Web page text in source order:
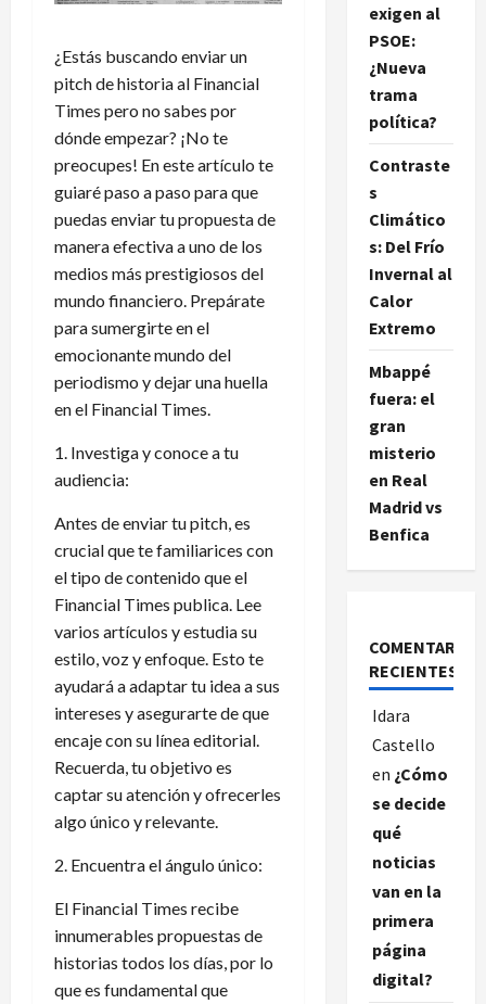
¿Estás buscando enviar un
pitch de historia al Financial
Times pero no sabes por
dónde empezar? ¡No te
preocupes! En este artículo te
guiaré paso a paso para que
puedas enviar tu propuesta de
manera efectiva a uno de los
medios más prestigiosos del
mundo financiero. Prepárate
para sumergirte en el
emocionante mundo del
periodismo y dejar una huella
en el Financial Times.
1. Investiga y conoce a tu
audiencia:
Antes de enviar tu pitch, es
crucial que te familiarices con
el tipo de contenido que el
Financial Times publica. Lee
varios artículos y estudia su
estilo, voz y enfoque. Esto te
ayudará a adaptar tu idea a sus
intereses y asegurarte de que
encaje con su línea editorial.
Recuerda, tu objetivo es
captar su atención y ofrecerles
algo único y relevante.
2. Encuentra el ángulo único:
El Financial Times recibe
innumerables propuestas de
historias todos los días, por lo
que es fundamental que
exigen al
PSOE:
¿Nueva
trama
política?
Contraste
s
Climático
s: Del Frío
Invernal al
Calor
Extremo
Mbappé
fuera: el
gran
misterio
en Real
Madrid vs
Benfica
COMENTARIOS
RECIENTES
Idara
Castello
en ¿Cómo
se decide
qué
noticias
van en la
primera
página
digital?